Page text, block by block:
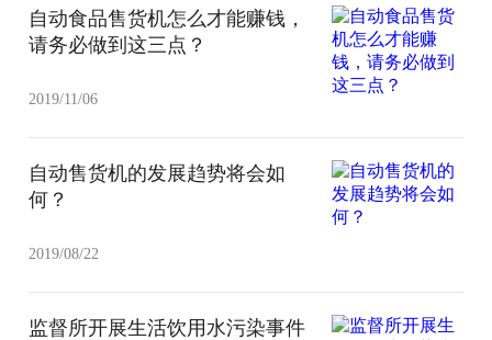
自动食品售货机怎么才能赚钱，
请务必做到这三点？
2019/11/06
自动售货机的发展趋势将会如
何？
2019/08/22
监督所开展生活饮用水污染事件